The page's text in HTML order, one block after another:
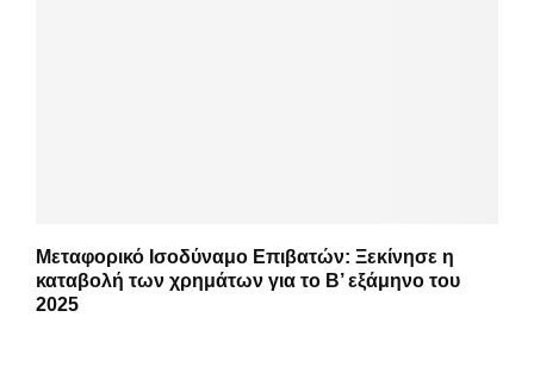
Μεταφορικό Ισοδύναμο Επιβατών: Ξεκίνησε η
καταβολή των χρημάτων για το Β’ εξάμηνο του
2025